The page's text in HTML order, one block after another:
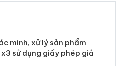
xác minh, xử lý sản phẩm
x3 sử dụng giấy phép